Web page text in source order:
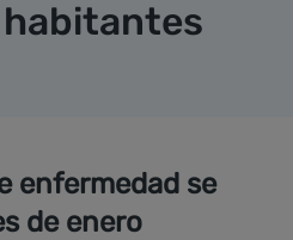
enfermedad se
de enero